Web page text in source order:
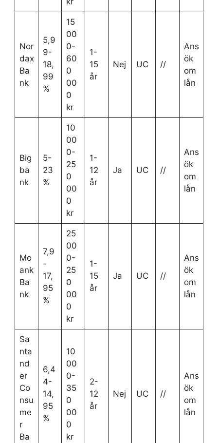
Nor
dax
Ba
nk
5,9
9-
18,
99
%
15
00
0-
60
0
00
0
kr
1-
15
år
Nej UC //
Ans
ök
om
lån
Big
ba
nk
5-
23
%
10
00
0-
25
0
00
0
kr
1-
12
år
Ja UC //
Ans
ök
om
lån
Mo
ank
Ba
nk
7,9
-
17,
95
%
25
00
0-
25
0
00
0
kr
1-
15
år
Ja UC //
Ans
ök
om
lån
Sa
nta
nd
er
Co
nsu
me
r
Ba
6,4
4-
14,
95
%
10
00
0-
35
0
00
0
kr
2-
12
år
Nej UC //
Ans
ök
om
lån